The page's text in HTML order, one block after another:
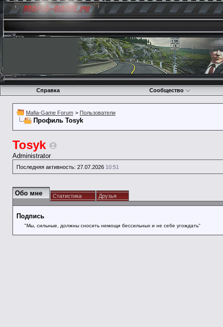
Справка Сообщество
Mafia-Game Forum > Пользователи
Профиль Tosyk
Tosyk
Administrator
Последняя активность: 27.07.2026 10:51
Обо мне Статистика Друзья
Подпись
"Мы, сильные, должны сносить немощи бессильных и не себе угождать"